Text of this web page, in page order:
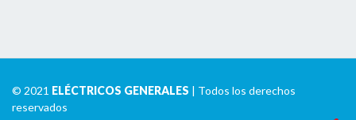
© 2021 ELÉCTRICOS GENERALES | Todos los derechos
reservados